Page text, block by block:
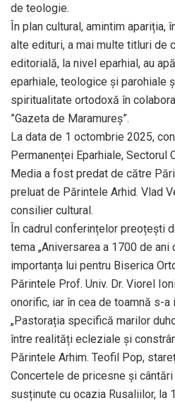
de teologie.
În plan cultural, amintim apariția,
alte edituri, a mai multe titluri de
editorială, la nivel eparhial, au
eparhiale, teologice și parohiale
spiritualitate ortodoxă în
”Gazeta de Maramureș”.
La data de 1 octombrie 2025,
Permanenței Eparhiale, Sectorul
Media a fost predat de către
preluat de Părintele Arhid. Vlad
consilier cultural.
În cadrul conferințelor preoțești
tema „Aniversarea a 1700 de
importanța lui pentru Biserica
Părintele Prof. Univ. Dr. Viorel
onorific, iar în cea de toamnă s-
„Pastorația specifică marilor
între realități ecleziale și
Părintele Arhim. Teofil Pop,
Concertele de pricesne și
susținute cu ocazia Rusaliilor, la